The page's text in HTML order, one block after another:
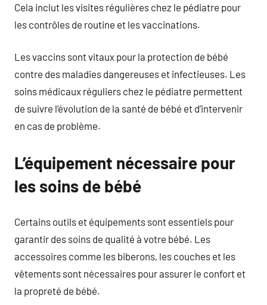
Cela inclut les visites régulières chez le pédiatre pour
les contrôles de routine et les vaccinations.
Les vaccins sont vitaux pour la protection de bébé
contre des maladies dangereuses et infectieuses. Les
soins médicaux réguliers chez le pédiatre permettent
de suivre l’évolution de la santé de bébé et d’intervenir
en cas de problème.
L’équipement nécessaire pour
les soins de bébé
Certains outils et équipements sont essentiels pour
garantir des soins de qualité à votre bébé. Les
accessoires comme les biberons, les couches et les
vêtements sont nécessaires pour assurer le confort et
la propreté de bébé.